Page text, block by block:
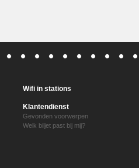
Wifi in stations
Klantendienst
Gevonden voorwerpen
Welk biljet past bij mij?